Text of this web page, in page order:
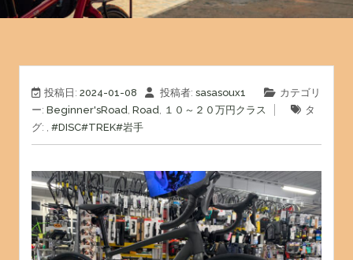
投稿日: 2024-01-08 投稿者: sasasoux1
カテゴリ
ー: Beginner'sRoad, Road, １０～２０万円クラス
タ
グ: , #DISC#TREK#岩手